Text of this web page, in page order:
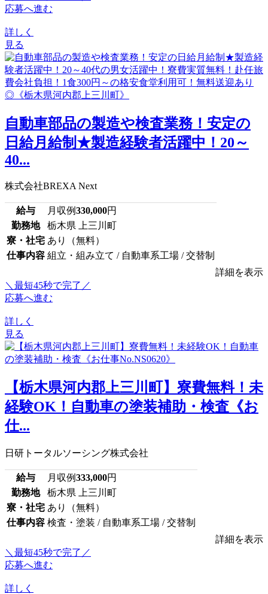
応募へ進む
詳しく
見る
自動車部品の製造や検査業務！安定の
日給月給制★製造経験者活躍中！20～
40...
株式会社BREXA Next
給与 月収例330,000円
勤務地
栃木県 上三川町
寮・社宅 あり（無料）
仕事内容 組立・組み立て / 自動車系工場 / 交替制
詳細を表示
＼最短45秒で完了／
応募へ進む
詳しく
見る
【栃木県河内郡上三川町】寮費無料！未
経験OK！自動車の塗装補助・検査《お
仕...
日研トータルソーシング株式会社
給与 月収例333,000円
勤務地
栃木県 上三川町
寮・社宅 あり（無料）
仕事内容 検査・塗装 / 自動車系工場 / 交替制
詳細を表示
＼最短45秒で完了／
応募へ進む
詳しく